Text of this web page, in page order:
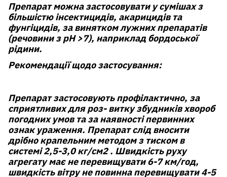
Препарат можна застосовувати у сумішах з
більшістю інсектицидів, акарицидів та
фунгіцидів, за винятком лужних препаратів
(речовини з рН >7), наприклад бордоської
рідини.
Рекомендації щодо застосування:
Препарат застосовують профілактично, за
сприятливих для роз- витку збудників хвороб
погодних умов та за наявності первинних
ознак ураження. Препарат слід вносити
дрібно крапельним методом з тиском в
системі 2,5-3,0 кг/см2 . Швидкість руху
агрегату має не перевищувати 6-7 км/год,
швидкість вітру не повинна перевищувати 4-5